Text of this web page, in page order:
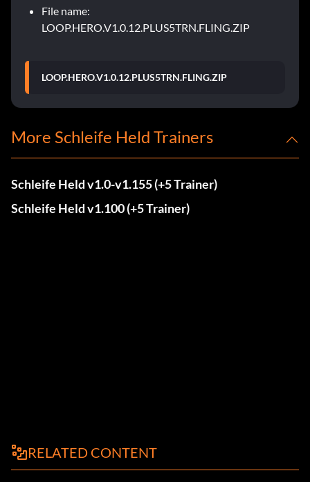
File name:
LOOP.HERO.V1.0.12.PLUS5TRN.FLING.ZIP
LOOP.HERO.V1.0.12.PLUS5TRN.FLING.ZIP
More Schleife Held Trainers
Schleife Held v1.0-v1.155 (+5 Trainer)
Schleife Held v1.100 (+5 Trainer)
RELATED CONTENT